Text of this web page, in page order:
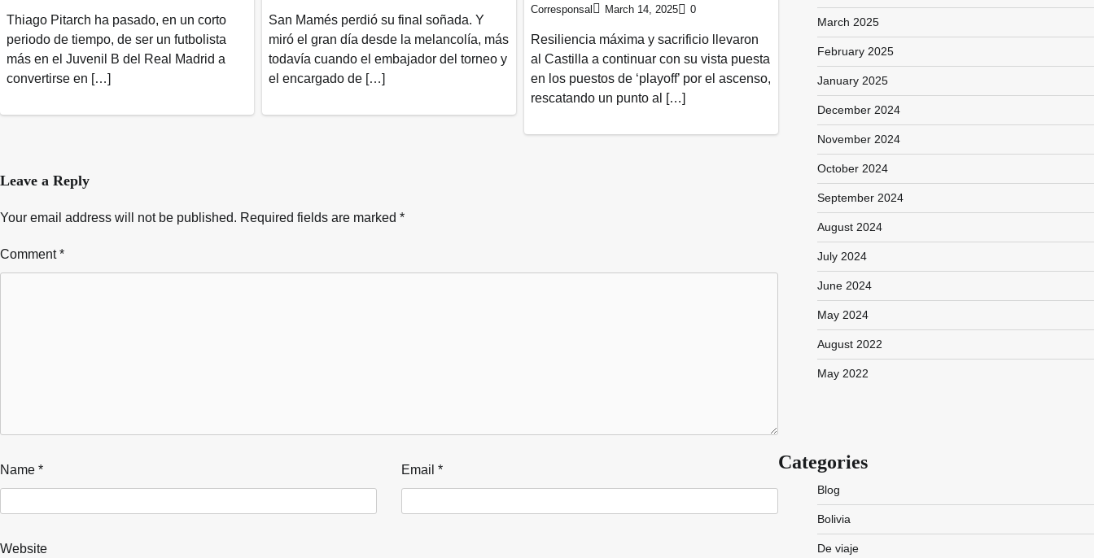
Thiago Pitarch ha pasado, en un corto
periodo de tiempo, de ser un futbolista
más en el Juvenil B del Real Madrid a
convertirse en […]
San Mamés perdió su final soñada. Y
miró el gran día desde la melancolía, más
todavía cuando el embajador del torneo y
el encargado de […]
Corresponsal March 14, 2025 0
Resiliencia máxima y sacrificio llevaron
al Castilla a continuar con su vista puesta
en los puestos de ‘playoff’ por el ascenso,
rescatando un punto al […]
Leave a Reply
Your email address will not be published. Required fields are marked *
Comment*
Name * Email *
Website
March 2025
February 2025
January 2025
December 2024
November 2024
October 2024
September 2024
August 2024
July 2024
June 2024
May 2024
August 2022
May 2022
Categories
Blog
Bolivia
De viaje